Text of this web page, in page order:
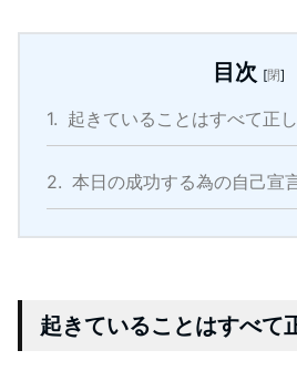
目次 [閉]
1. 起きていることはすべて正
2. 本日の成功する為の自己宣
起きていることはすべて